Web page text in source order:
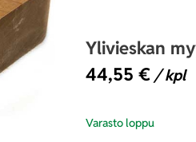
Ylivieskan
44,55€ / kpl
Varasto loppu